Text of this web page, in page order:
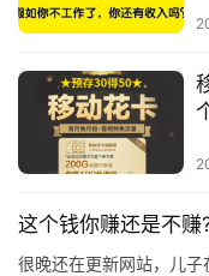
这个钱你赚还是不赚
很晚还在更新网站，儿